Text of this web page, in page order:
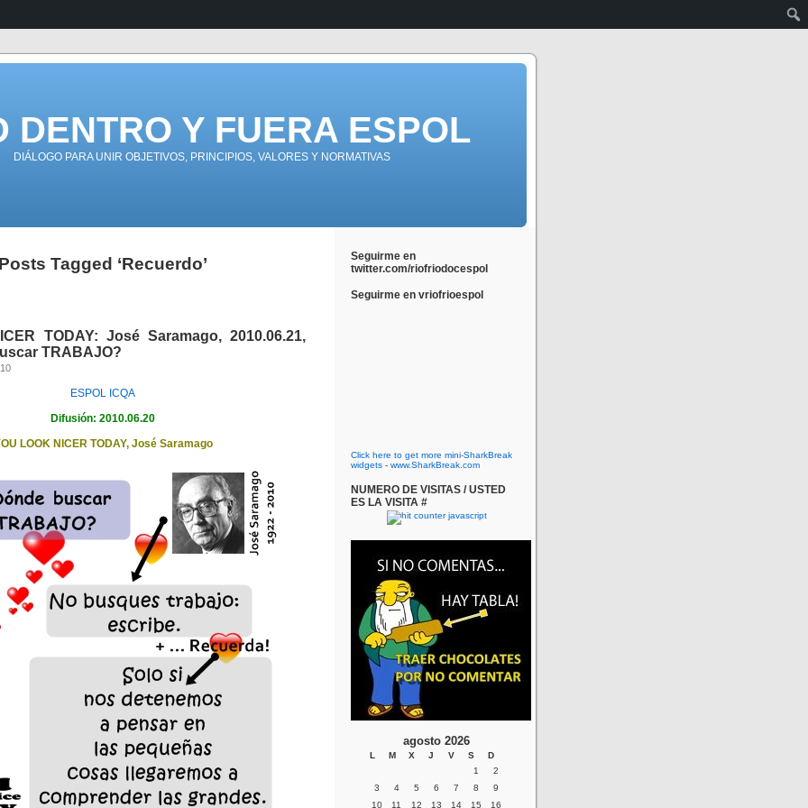
DENTRO Y FUERA ESPOL
DIÁLOGO PARA UNIR OBJETIVOS, PRINCIPIOS, VALORES Y NORMATIVAS
Tagged ‘Recuerdo’
TODAY: José Saramago, 2010.06.21,
TRABAJO?
ESPOL ICQA
Difusión: 2010.06.20
LOOK NICER TODAY, José Saramago
Seguirme en
twitter.com/riofriodocespol
Seguirme en vriofrioespol
Click here to get more mini-SharkBreak
widgets - www.SharkBreak.com
NUMERO DE VISITAS / USTED
ES LA VISITA #
agosto 2026
L M X J V S
D
1
2
3
4 5 6 7 8
9
10
11 12 13 14 15 16